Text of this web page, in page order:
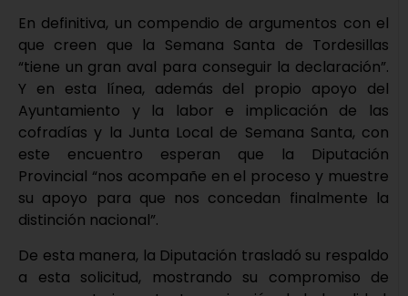
En definitiva, un compendio de argumentos con el
que creen que la Semana Santa de Tordesillas
“tiene un gran aval para conseguir la declaración”.
Y en esta línea, además del propio apoyo del
Ayuntamiento y la labor e implicación de las
cofradías y la Junta Local de Semana Santa, con
este encuentro esperan que la Diputación
Provincial “nos acompañe en el proceso y muestre
su apoyo para que nos concedan finalmente la
distinción nacional”.
De esta manera, la Diputación trasladó su respaldo
a esta solicitud, mostrando su compromiso de